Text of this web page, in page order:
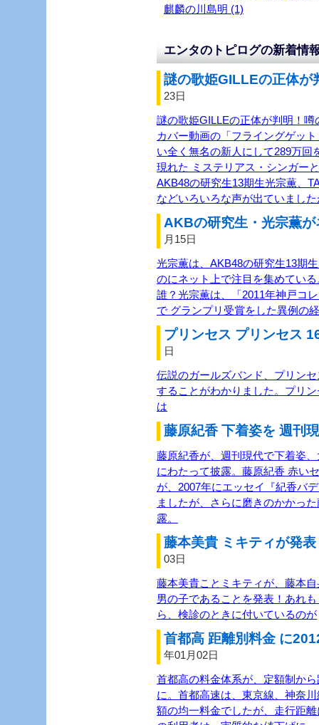
麒麟の川島明 (1)
エンタのトピログの新着情
謎の歌姫GILLEの正体
23日
謎の歌姫GILLEの正体が判明！
カバー動画の「フライングゲッ
い全く無名の新人にして289万回
現れた ミステリアス・シンガー
AKB48の研究生13期生光宗薫、
などいろいろな声が出ていまし
AKBの研究生・光宗薫
月15日
光宗薫は、AKB48の研究生13期
のにネット上で注目を集めてい
誰？光宗薫は、「2011年神戸コ
で グランプリ受賞をした異例の
プリンセス プリンセス
日
伝説のガールズバンド、プリン
することがわかりました。プリ
は
藤原紀香 下着姿を 週刊
藤原紀香が、週刊現代で下着姿
にわたって披露。藤原紀香 赤い
が、2007年にエッセイ『紀香バ
ましたが、さらに磨きのかかっ
露。
藤本美貴 ミキティが発
03日
藤本美貴ことミキティが、藤本
男の子であることを発表！あれ
ら、検診のときに付いているのが
首都高 距離別料金 に
年01月02日
首都高の料金体系が、定額制か
に。首都高速は、東京線、神奈
額の均一料金でしたが、走行距